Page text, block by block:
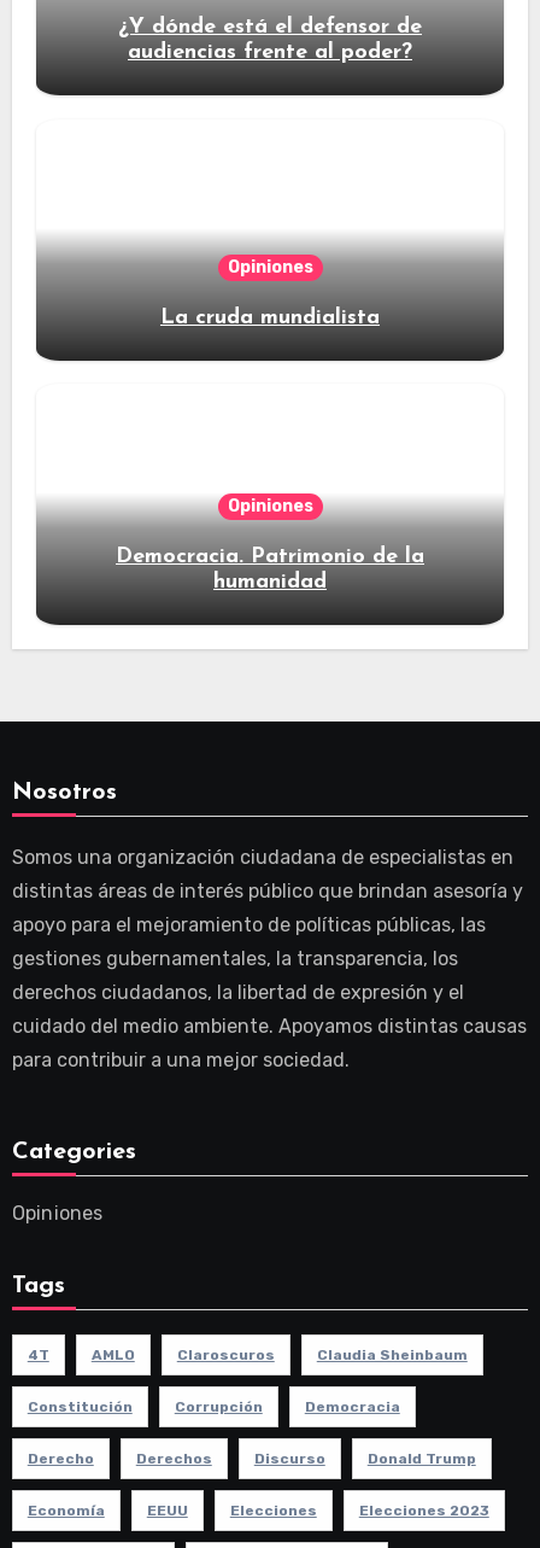
¿Y dónde está el defensor de
audiencias frente al poder?
Opiniones
La cruda mundialista
Opiniones
Democracia. Patrimonio de la
humanidad
Nosotros
Somos una organización ciudadana de especialistas en
distintas áreas de interés público que brindan asesoría y
apoyo para el mejoramiento de políticas públicas, las
gestiones gubernamentales, la transparencia, los
derechos ciudadanos, la libertad de expresión y el
cuidado del medio ambiente. Apoyamos distintas causas
para contribuir a una mejor sociedad.
Categories
Opiniones
Tags
4T AMLO Claroscuros Claudia Sheinbaum
Constitución Corrupción Democracia
Derecho Derechos Discurso Donald Trump
Economía EEUU Elecciones Elecciones 2023